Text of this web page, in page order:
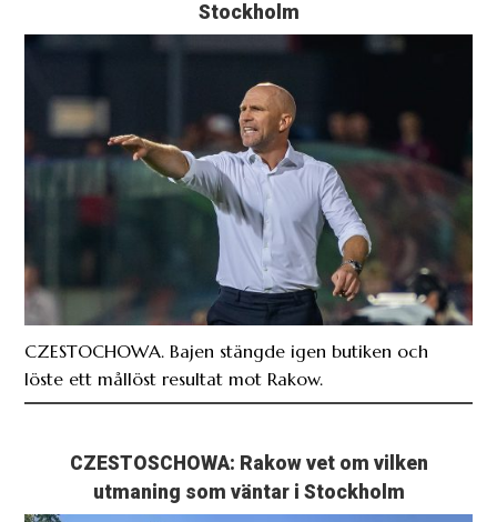
Stockholm
CZESTOCHOWA. Bajen stängde igen butiken och
löste ett mållöst resultat mot Rakow.
CZESTOSCHOWA: Rakow vet om vilken
utmaning som väntar i Stockholm